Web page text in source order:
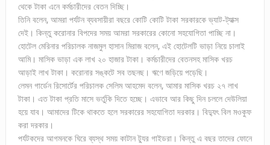
থেকে টাকা এনে কর্মচারীদের বেতন দিচ্ছি।
তিনি বলেন, আমরা পর্যটন ব্যবসায়ীরা বছরে কোটি কোটি টাকা সরকারকে ভ্যাট-ট্যাক্স
দেই। কিন্তু করোনার বিপদের সময় আমরা সরকারের কোনো সহযোগিতা পাচ্ছি না।
হোটেল মেরিনার পরিচালক নাজমুল হাসান মিরাজ বলেন, এই হোটেলটি ভাড়া নিয়ে চালাই
আমি। মাসিক ভাড়া এক লাখ ২০ হাজার টাকা। কর্মচারীদের বেতনসহ মাসিক খরচ
আড়াই লাখ টাকা। করোনার সঙ্কটে সব তছনছ। ঋণে জড়িয়ে পড়েছি।
লেমন গার্ডেন রিসোর্টের পরিচালক সেলিম আহমেদ বলেন, আমার মাসিক খরচ ২৭ লাখ
টাকা। এত টাকা প্রতি মাসে ভর্তুকি দিতে হচ্ছে। এভাবে আর কিছু দিন চললে দেউলিয়া
হয়ে যাব। আমাদের টিকে থাকতে হলে সরকারের সহযোগিতা দরকার। বিদ্যুৎ বিল মওকুফ
করা দরকার।
পর্যটকদের আগমনকে ঘিরে ব্যস্থ সময় কাটান ট্যুর গাইডরা। কিন্তু এ বছর তাদের ফোনে